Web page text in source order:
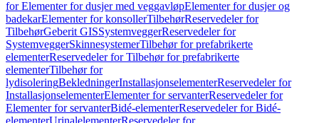
for Elementer for dusjer med veggavløpElementer for dusjer og
badekarElementer for konsollerTilbehørReservedeler for
TilbehørGeberit GISSystemveggerReservedeler for
SystemveggerSkinnesystemerTilbehør for prefabrikerte
elementerReservedeler for Tilbehør for prefabrikerte
elementerTilbehør for
lydisoleringBekledningerInstallasjonselementerReservedeler for
InstallasjonselementerElementer for servanterReservedeler for
Elementer for servanterBidé-elementerReservedeler for Bidé-
elementerUrinalelementerReservedeler for